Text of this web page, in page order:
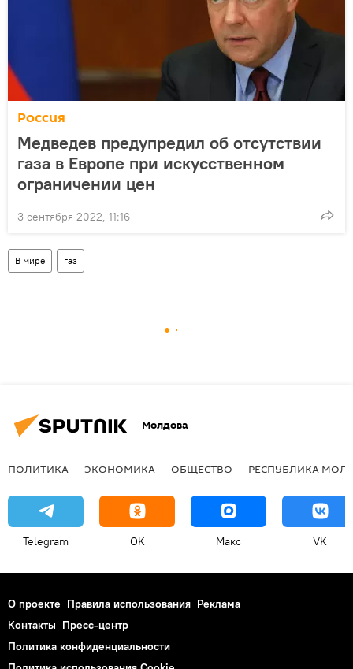
Россия
Медведев предупредил об отсутствии
газа в Европе при искусственном
ограничении цен
3 сентября 2022, 11:16
В мире газ
Молдова
ПОЛИТИКА ЭКОНОМИКА ОБЩЕСТВО РЕСПУБЛИКА
Telegram OK Макс VK
О проекте Правила использования Реклама
Контакты Пресс-центр
Политика конфиденциальности